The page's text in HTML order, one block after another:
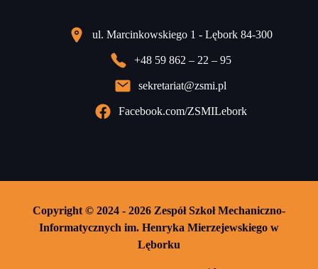
ul. Marcinkowskiego 1 - Lębork 84-300
+48 59 862 – 22 – 95
sekretariat@zsmi.pl
Facebook.com/ZSMILebork
Copyright © 2024 - 2026 Zespół Szkoł Mechaniczno-
Informatycznych im. Henryka Mierzejewskiego w
Lęborku